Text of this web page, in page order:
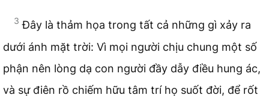
3 Đây là thảm họa trong tất cả những gì xảy ra
dưới ánh mặt trời: Vì mọi người chịu chung một số
phận nên lòng dạ con người đầy dẫy điều hung ác,
và sự điên rồ chiếm hữu tâm trí họ suốt đời, để rốt